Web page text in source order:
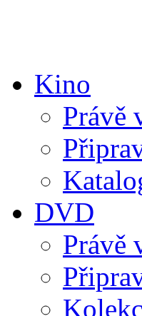
Kino
Právě
DVD
Právě